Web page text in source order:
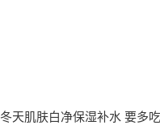
冬天肌肤白净保湿补水 要多